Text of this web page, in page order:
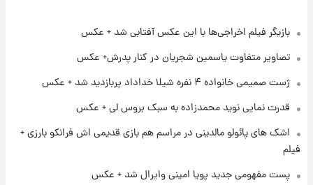
۱۶ ساعت پیش
+ جدول
آغاز طرح جدید فروش مشارکت در تولید سایپا؛
بازیگر فیلم اخراجی‌ها با این عکس آفتابی شد + عکس
تصاویر متفاوت یاسمین شجریان در کنار پدرش+ عکس
ژست صمیمی خانواده ۴ نفره شیلا خداداد پربازدید شد + عکس
قدرت نمایی نوید محمدزاده به سبک بروس لی + عکس
اشک های پائولو مالدینی در مراسم هم بازی قدیمی اش فرانکو بارزی +
فیلم
پست مفهومی جدید پویا امینی وایرال شد + عکس